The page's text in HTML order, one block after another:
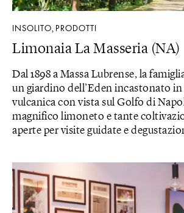
INSOLITO, PRODOTTI
Limonaia La Masseria (NA)
Dal 1898 a Massa Lubrense, la
un giardino dell’Eden incastonato in
vulcanica con vista sul Golfo di
magnifico limoneto e tante
aperte per visite guidate e